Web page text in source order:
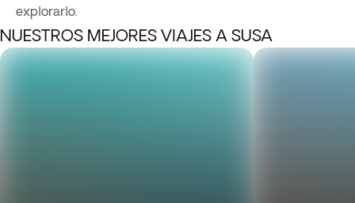
explorarlo.
NUESTROS MEJORES VIAJES A SUSA